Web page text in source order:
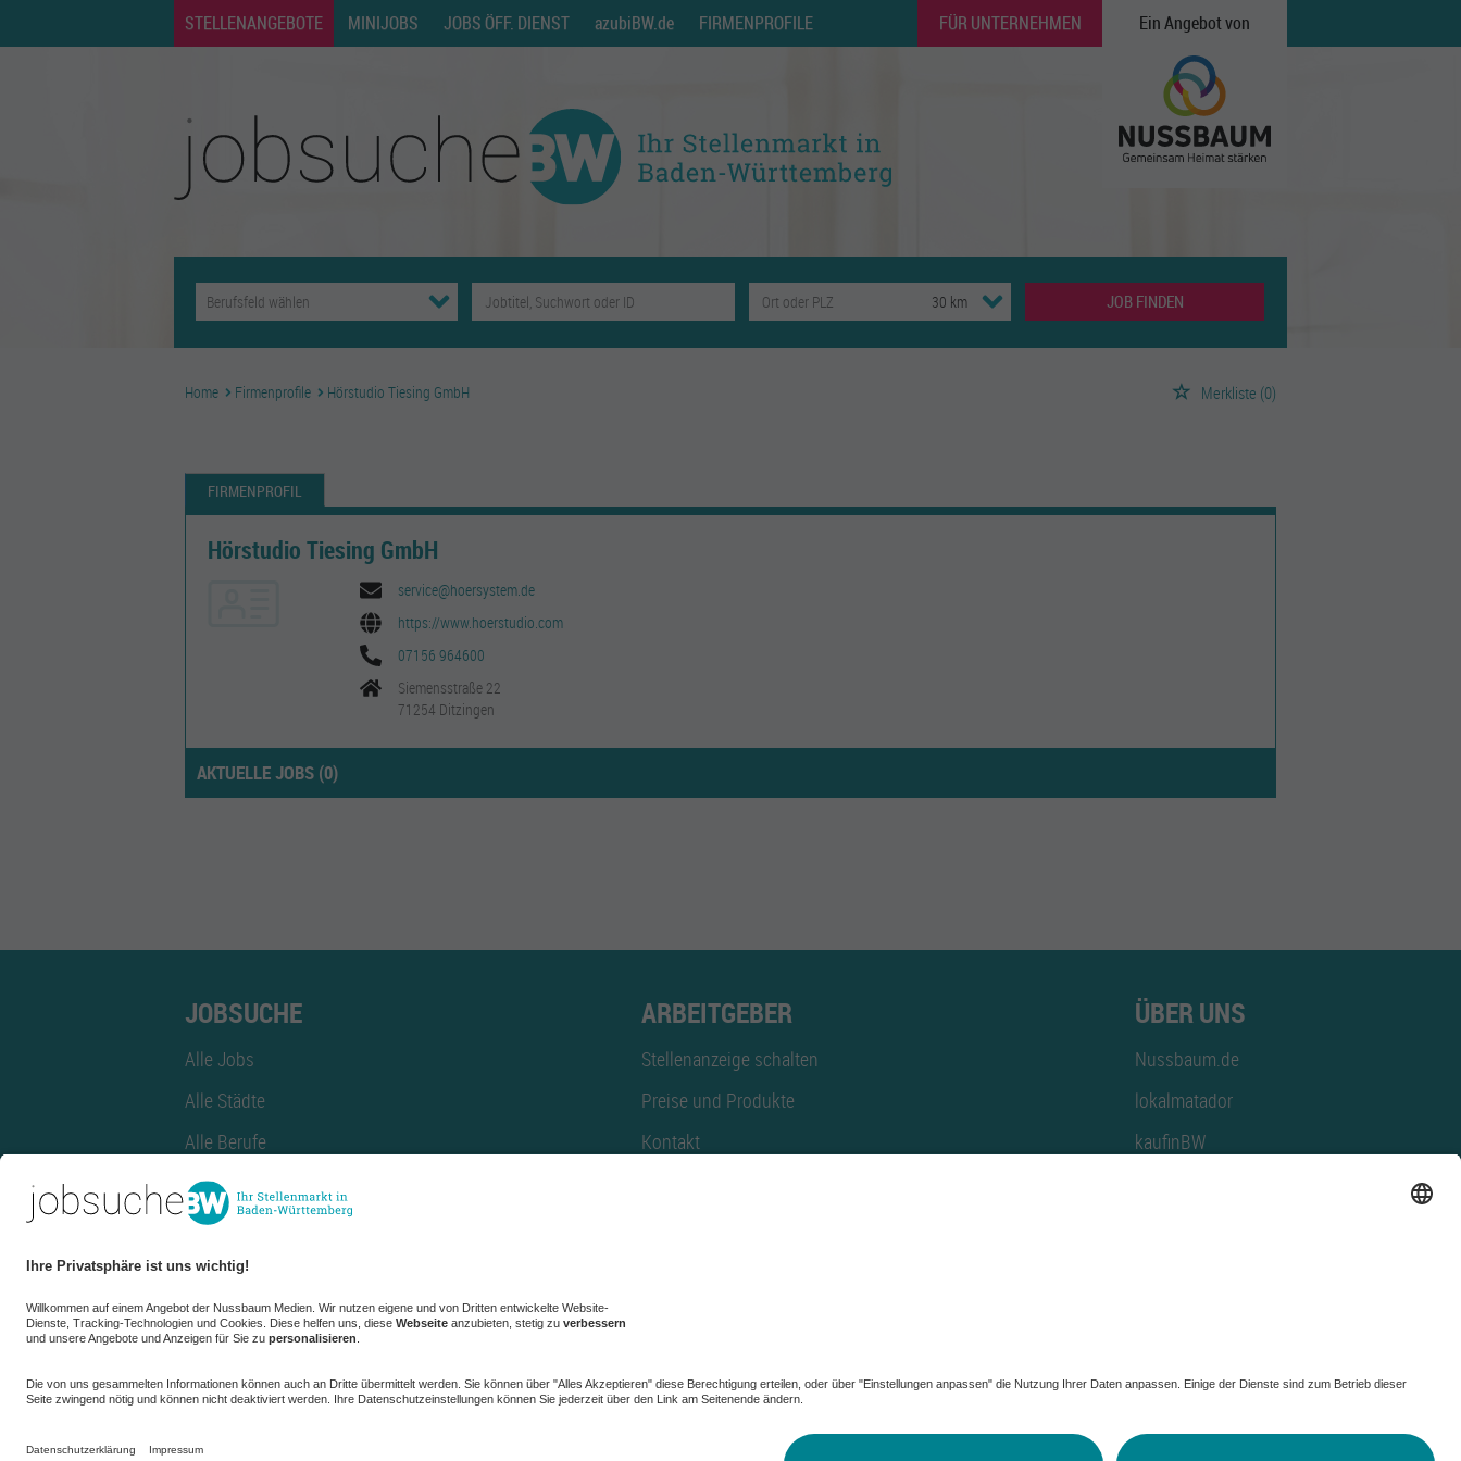
STELLENANGEBOTE MINIJOBS JOBS ÖFF. DIENST azubiBW.de FIRMENPROFILE FÜR UNTERNEHMEN Ein Angebot von
JOB FINDEN
Home Firmenprofile Hörstudio Tiesing GmbH Merkliste (0)
FIRMENPROFIL
Hörstudio Tiesing GmbH
service@hoersystem.de
https://www.hoerstudio.com
07156 964600
Siemensstraße 22
71254 Ditzingen
AKTUELLE JOBS (0)
JOBSUCHE
Alle Jobs
Alle Städte
Alle Berufe
Alle Berufe nach Stadt
Alle Tätigkeitsbereiche
Alle Tätigkeitsbereiche nach Stadt
azubiBW.de
Minijobs
Firmenprofil
ARBEITGEBER
Stellenanzeige schalten
Preise und Produkte
Kontakt
ÜBER UNS
Nussbaum.de
lokalmatador
kaufinBW